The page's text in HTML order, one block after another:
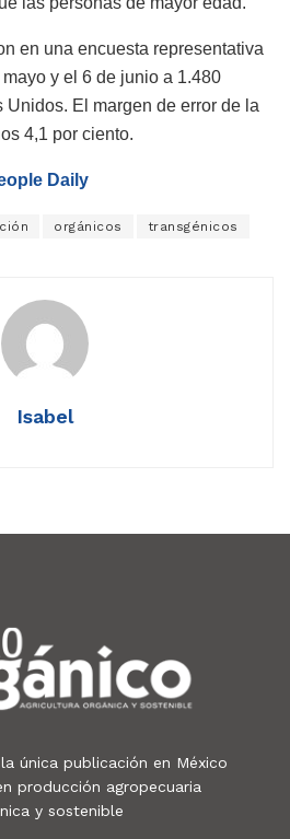
en una encuesta representativa
y el 6 de junio a 1.480
El margen de error de la
4,1 por ciento.
Daily
orgánicos transgénicos
Isabel
única publicación en México
producción agropecuaria
y sostenible